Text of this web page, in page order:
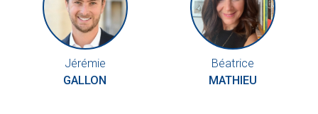
Jérémie
GALLON
Béatrice
MATHIEU